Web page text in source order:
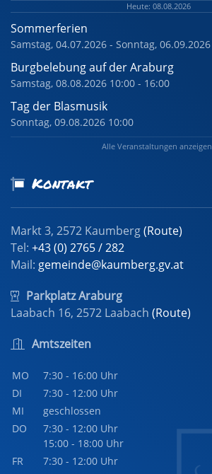
Heute: 08.08.2026
Sommerferien
Samstag, 04.07.2026 - Sonntag, 06.09.2026
Burgbelebung auf der Araburg
Samstag, 08.08.2026 10:00 - 16:00
Tag der Blasmusik
Sonntag, 09.08.2026 10:00
Alle Veranstaltungen anzeigen
Kontakt
Markt 3, 2572 Kaumberg(Route)
Tel: +43 (0) 2765 / 282
Mail: gemeinde@kaumberg.gv.at
Parkplatz Araburg
Laabach 16, 2572 Laabach (Route)
Amtszeiten
MO
7:30 - 16:00 Uhr
DI
7:30 - 12:00 Uhr
MI
geschlossen
DO
7:30 - 12:00 Uhr
15:00 - 18:00 Uhr
FR
7:30 - 12:00 Uhr